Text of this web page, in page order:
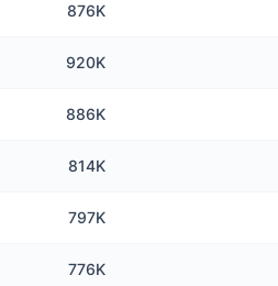
876K
920K
886K
814K
797K
776K